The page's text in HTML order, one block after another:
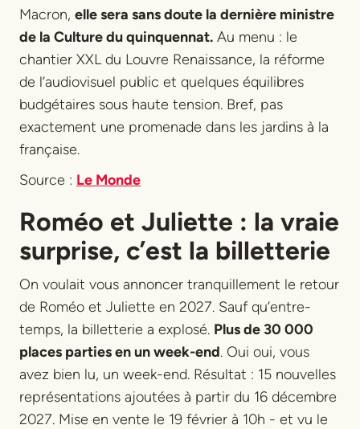
Macron, elle sera sans doute la dernière ministre
de la Culture du quinquennat. Au menu : le
chantier XXL du Louvre Renaissance, la réforme
de l’audiovisuel public et quelques équilibres
budgétaires sous haute tension. Bref, pas
exactement une promenade dans les jardins à la
française.
Source : Le Monde
Roméo et Juliette : la vraie
surprise, c’est la billetterie
On voulait vous annoncer tranquillement le retour
de Roméo et Juliette en 2027. Sauf qu’entre-
temps, la billetterie a explosé. Plus de 30 000
places parties en un week-end. Oui oui, vous
avez bien lu, un week-end. Résultat : 15 nouvelles
représentations ajoutées à partir du 16 décembre
2027. Mise en vente le 19 février à 10h - et vu le